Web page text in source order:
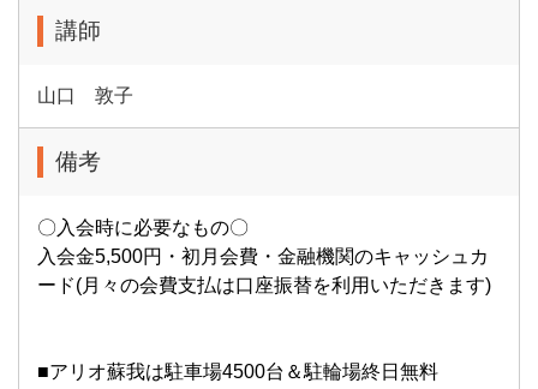
講師
山口 敦子
備考
〇入会時に必要なもの〇
入会金5,500円・初月会費・金融機関のキャッシュカ
ード(月々の会費支払は口座振替を利用いただきます)
■アリオ蘇我は駐車場4500台＆駐輪場終日無料